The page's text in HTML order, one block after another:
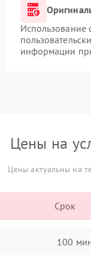
Использование
информации
Цены на
Цены актуальны на
Срок
100